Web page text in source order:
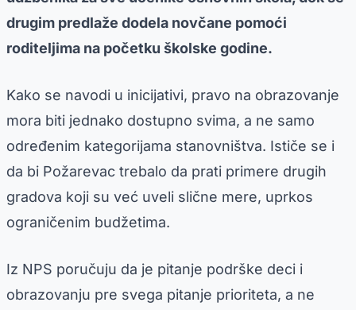
drugim predlaže dodela novčane pomoći
roditeljima na početku školske godine.
Kako se navodi u inicijativi, pravo na obrazovanje
mora biti jednako dostupno svima, a ne samo
određenim kategorijama stanovništva. Ističe se i
da bi Požarevac trebalo da prati primere drugih
gradova koji su već uveli slične mere, uprkos
ograničenim budžetima.
Iz NPS poručuju da je pitanje podrške deci i
obrazovanju pre svega pitanje prioriteta, a ne